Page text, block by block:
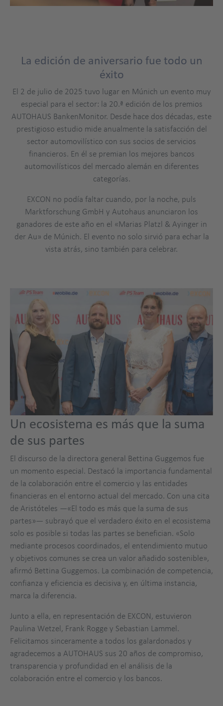
La edición de aniversario fue todo un
éxito
El 2 de julio de 2025 tuvo lugar en Múnich un evento muy
especial para el sector: la 20.ª edición de los premios
AUTOHAUS BankenMonitor. Desde hace dos décadas, este
prestigioso estudio mide anualmente la satisfacción del
sector automovilístico con sus socios de servicios
financieros. En él se premian los mejores bancos
automovilísticos del mercado alemán en diferentes
categorías.
EXCON no podía faltar cuando, por la noche, puls
Marktforschung GmbH y Autohaus anunciaron los
ganadores de este año en el «Marias Platzl & Ayinger in
der Au» de Múnich. El evento no solo sirvió para echar la
vista atrás, sino también para celebrar.
Un ecosistema es más que la suma
de sus partes
El discurso de la directora general Bettina Guggemos fue
un momento especial. Destacó la importancia fundamental
de la colaboración entre el comercio y las entidades
financieras en el entorno actual del mercado. Con una cita
de Aristóteles —«El todo es más que la suma de sus
partes»— subrayó que el verdadero éxito en el ecosistema
solo es posible si todas las partes se benefician. «Solo
mediante procesos coordinados, el entendimiento mutuo
y objetivos comunes se crea un valor añadido sostenible»,
afirmó Bettina Guggemos. La combinación de competencia,
confianza y eficiencia es decisiva y, en última instancia,
marca la diferencia.
Junto a ella, en representación de EXCON, estuvieron
Paulina Wetzel, Frank Rogge y Sebastian Lammel.
Felicitamos sinceramente a todos los galardonados y
agradecemos a AUTOHAUS sus 20 años de compromiso,
transparencia y profundidad en el análisis de la
colaboración entre el comercio y los bancos.
ranking